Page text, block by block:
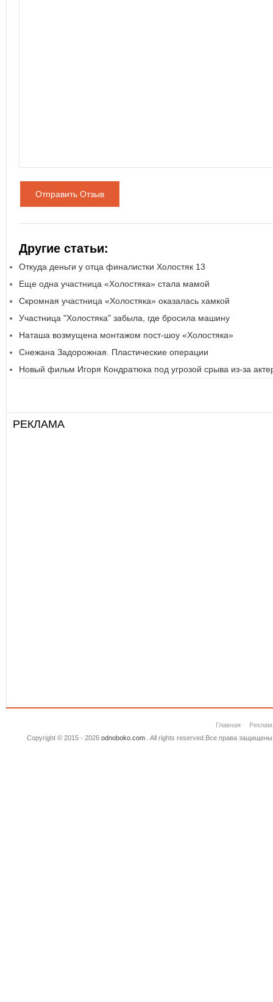
Отправить Отзыв
Другие статьи:
Откуда деньги у отца финалистки Холостяк 13
Еще одна участница «Холостяка» стала мамой
Скромная участница «Холостяка» оказалась хамкой
Участница "Холостяка" забыла, где бросила машину
Наташа возмущена монтажом пост-шоу «Холостяка»
Снежана Задорожная. Пластические операции
Новый фильм Игоря Кондратюка под угрозой срыва из-за
РЕКЛАМА
Главная
Copyright © 2015 - 2026 odnoboko.com. All rights reserved.Все права защищены.